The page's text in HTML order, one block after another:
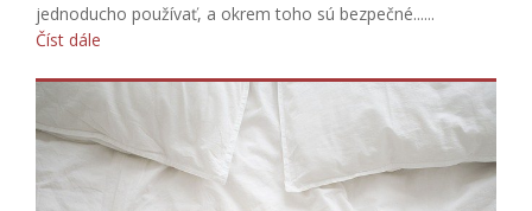
jednoducho používať, a okrem toho sú bezpečné......
Číst dále